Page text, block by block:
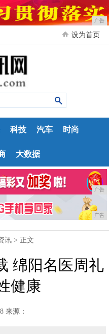
广告
设为首页
科技 汽车 时尚
大数据
广告
广告
讯 > 正文
绵阳名医周礼
健康
来源：